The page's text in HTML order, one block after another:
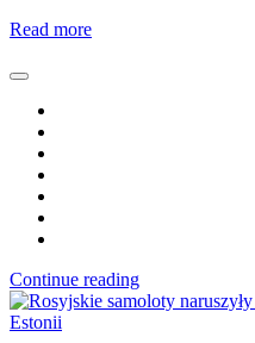
Read more
Continue reading